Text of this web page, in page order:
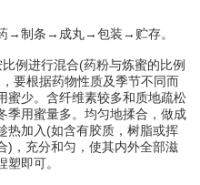
→制条→成丸→包装→贮存。
进行混合(药粉与炼蜜的比例
要根据药物性质及季节不同而
蜜少。含纤维素较多和质地疏松
季用蜜量多。均匀地揉合，做成
热加入(如含有胶质，树脂或挥
)，充分和匀，使其内外全部滋
即可。